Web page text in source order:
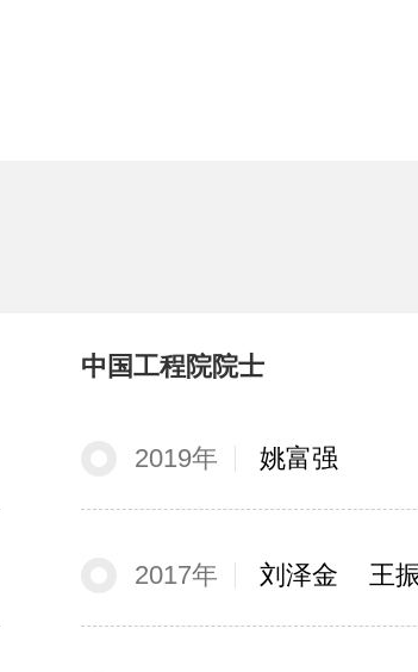
中国工程院院士
2019年 姚富强
2017年 刘泽金 王